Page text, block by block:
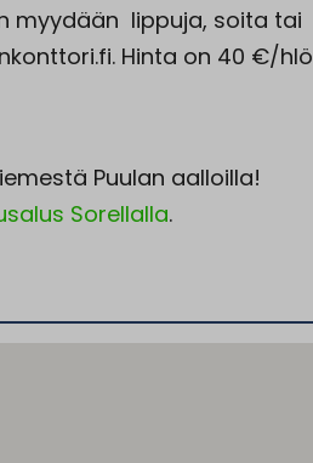
myydään lippuja, soita tai
Hinta on 40 €/hlö
Puulan aalloilla!
Sorellalla.